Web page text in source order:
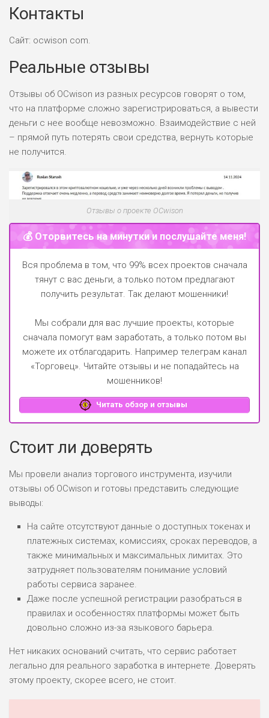
Контакты
Сайт: ocwison com.
Реальные отзывы
Отзывы об OCwison из разных ресурсов говорят о том,
что на платформе сложно зарегистрироваться, а вывести
деньги с нее вообще невозможно. Взаимодействие с ней
– прямой путь потерять свои средства, вернуть которые
не получится.
Отзывы о проекте OCwison
💰 Оторвитесь на минутки и послушайте меня!
Вся проблема в том, что 99% всех проектов сначала
тянут с вас деньги, а только потом предлагают
получить результат. Так делают мошенники!
Мы собрали для вас лучшие проекты, которые
сначала помогут вам заработать, а только потом вы
можете их отблагодарить. Например телеграм канал
«Торговец». Читайте отзывы и не попадайтесь на
мошенников!
Читать обзор и отзывы
Стоит ли доверять
Мы провели анализ торгового инструмента, изучили
отзывы об OCwison и готовы представить следующие
выводы:
На сайте отсутствуют данные о доступных токенах и
платежных системах, комиссиях, сроках переводов, а
также минимальных и максимальных лимитах. Это
затрудняет пользователям понимание условий
работы сервиса заранее.
Даже после успешной регистрации разобраться в
правилах и особенностях платформы может быть
довольно сложно из-за языкового барьера.
Нет никаких оснований считать, что сервис работает
легально для реального заработка в интернете. Доверять
этому проекту, скорее всего, не стоит.